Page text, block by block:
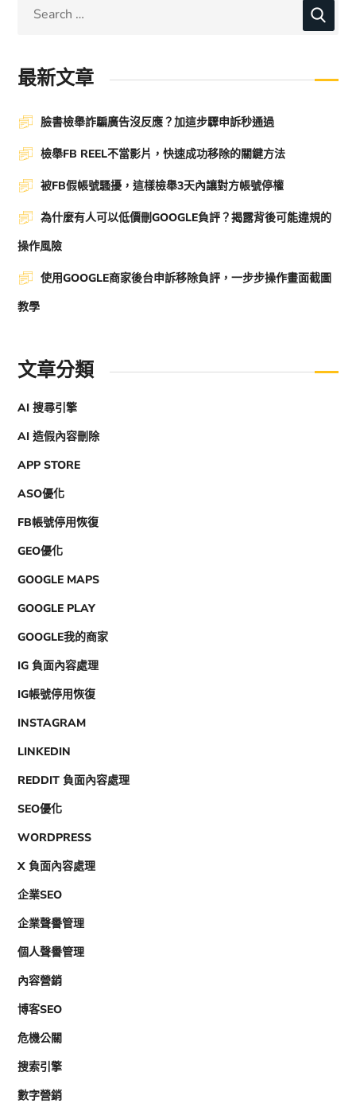
最新文章
臉書檢舉詐騙廣告沒反應？加這步驟申訴秒通過
檢舉FB REEL不當影片，快速成功移除的關鍵方法
被FB假帳號騷擾，這樣檢舉3天內讓對方帳號停權
為什麼有人可以低價刪GOOGLE負評？揭露背後可能違規的
操作風險
使用GOOGLE商家後台申訴移除負評，一步步操作畫面截圖
教學
文章分類
AI 搜尋引擎
AI 造假內容刪除
APP STORE
ASO優化
FB帳號停用恢復
GEO優化
GOOGLE MAPS
GOOGLE PLAY
GOOGLE我的商家
IG 負面內容處理
IG帳號停用恢復
INSTAGRAM
LINKEDIN
REDDIT 負面內容處理
SEO優化
WORDPRESS
X 負面內容處理
企業SEO
企業聲譽管理
個人聲譽管理
內容營銷
博客SEO
危機公關
搜索引擎
數字營銷